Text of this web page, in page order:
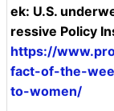
ek: U.S.
ressive Policy
https://
fact-of-the-
to-women/